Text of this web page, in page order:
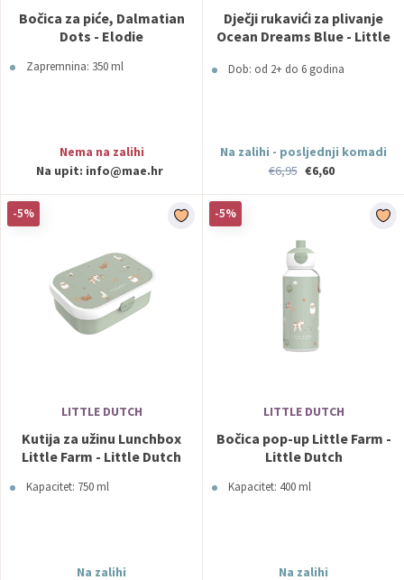
Bočica za piće, Dalmatian
Dots - Elodie
Zapremnina: 350 ml
Nema na zalihi
Na upit: info@mae.hr
Dječji rukavići za plivanje
Ocean Dreams Blue - Little
Dob: od 2+ do 6 godina
Na zalihi - posljednji komadi
€6,95 €6,60
-5%
LITTLE DUTCH
Kutija za užinu Lunchbox
Little Farm - Little Dutch
Kapacitet: 750 ml
Na zalihi
-5%
LITTLE DUTCH
Bočica pop-up Little Farm -
Little Dutch
Kapacitet: 400 ml
Na zalihi